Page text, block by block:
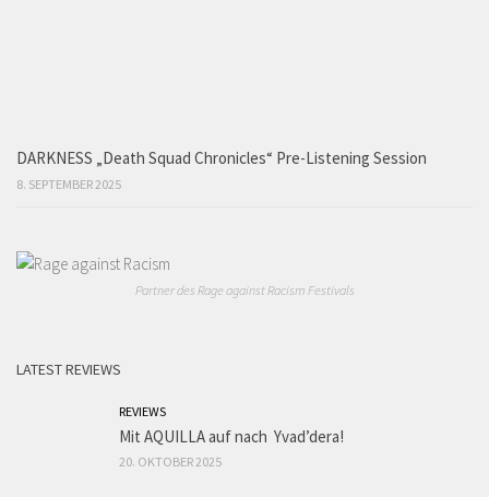
DARKNESS „Death Squad Chronicles“ Pre-Listening Session
8. SEPTEMBER 2025
Partner des Rage against Racism Festivals
LATEST REVIEWS
REVIEWS
Mit AQUILLA auf nach Yvad’dera!
20. OKTOBER 2025